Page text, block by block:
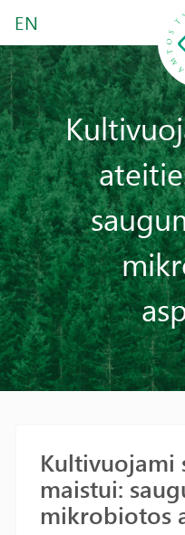
EN
Kultivuojami
maistui:
mikrobiotos